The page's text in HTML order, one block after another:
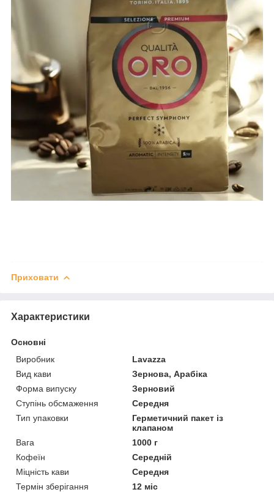
Приховати
Характеристики
Основні
Виробник
Lavazza
Вид кави
Зернова, Арабіка
Форма випуску
Зерновий
Ступінь обсмаження
Середня
Тип упаковки
Герметичний пакет із
клапаном
Вага
1000 г
Кофеїн
Середній
Міцність кави
Середня
Термін зберігання
12 міс